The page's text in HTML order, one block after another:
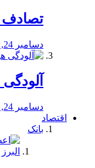
تصادف
دسامبر 24, 2019
دسامبر 24, 2019
اقتصاد
بانک